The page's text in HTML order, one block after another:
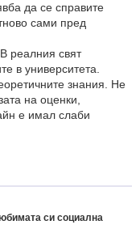
да се справите
сами пред
реалния свят
в университета.
знания. Не
на оценки,
е имал слаби
си социална